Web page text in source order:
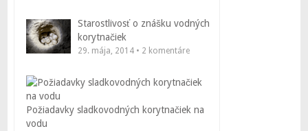
Starostlivosť o znášku vodných
korytnačiek
29. mája, 2014 • 2 komentáre
Požiadavky sladkovodných korytnačiek na
vodu